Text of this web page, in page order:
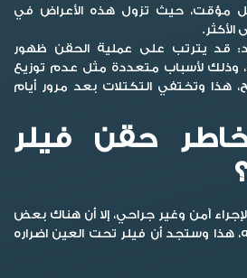
مؤقت، حيث تزول هذه الأعراض في
قد يترتب على عملية الحقن ظهور
وذلك لأسباب متعددة مثل عدم توزيع
هذا وتختفي التكتلات بعد مرور أيام
حقن فيلر
آمن وغير جراحي، إلا أن هناك بعض
هذا وستجد أن فيلر تحت العين اضراره